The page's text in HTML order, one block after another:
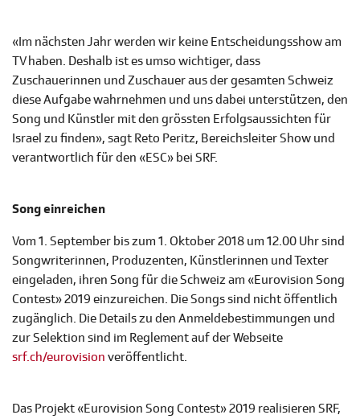
«Im nächsten Jahr werden wir keine Entscheidungsshow am
TV haben. Deshalb ist es umso wichtiger, dass
Zuschauerinnen und Zuschauer aus der gesamten Schweiz
diese Aufgabe wahrnehmen und uns dabei unterstützen, den
Song und Künstler mit den grössten Erfolgsaussichten für
Israel zu finden», sagt Reto Peritz, Bereichsleiter Show und
verantwortlich für den «ESC» bei SRF.
Song einreichen
Vom 1. September bis zum 1. Oktober 2018 um 12.00 Uhr sind
Songwriterinnen, Produzenten, Künstlerinnen und Texter
eingeladen, ihren Song für die Schweiz am «Eurovision Song
Contest» 2019 einzureichen. Die Songs sind nicht öffentlich
zugänglich. Die Details zu den Anmeldebestimmungen und
zur Selektion sind im Reglement auf der Webseite
srf.ch/eurovision veröffentlicht.
Das Projekt «Eurovision Song Contest» 2019 realisieren SRF,